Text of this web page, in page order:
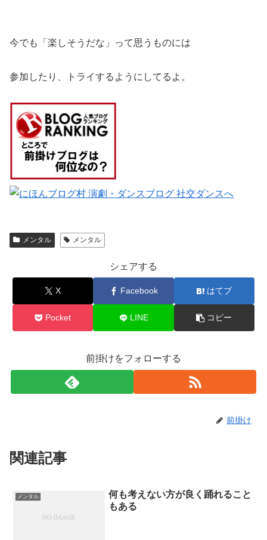
今でも「楽しそうだな」って思うものには
参加したり、トライするようにしてるよ。
メンタル メンタル
シェアする
X Facebook はてブ
Pocket LINE コピー
前掛けをフォローする
前掛け
関連記事
メンタル
何も考えない方が良く踊れること
もある